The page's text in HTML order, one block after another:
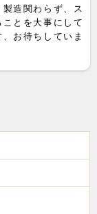
造関わらず、ス
とを大事にして
お待ちしていま